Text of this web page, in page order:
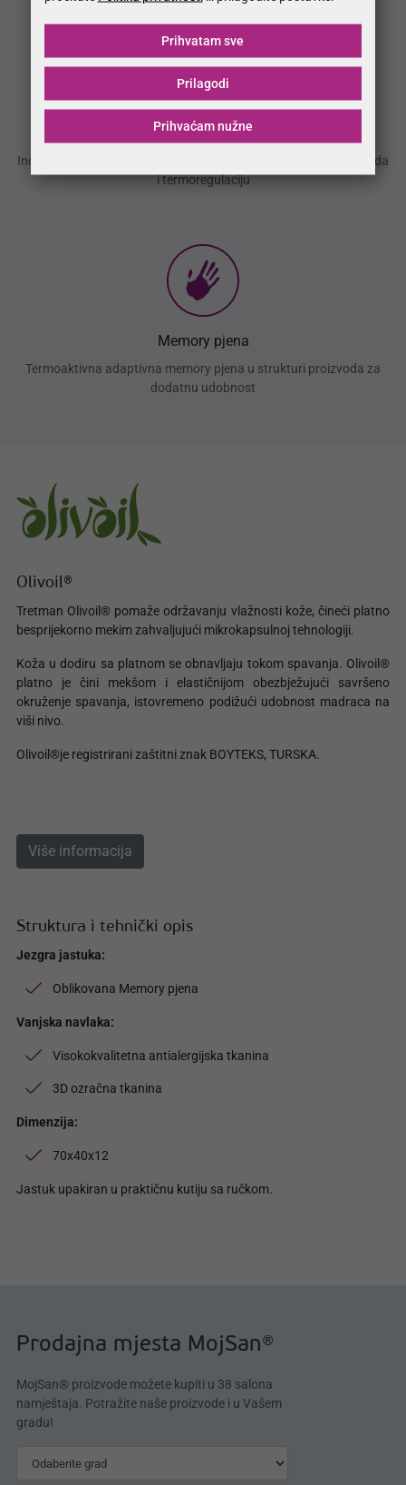
3D Air mesh
Inovativno platno za olakšavanje strujanja zraka unutar proizvoda
i termoregulaciju
Memory pjena
Termoaktivna adaptivna memory pjena u strukturi proizvoda za
dodatnu udobnost
Olivoil®
Tretman Olivoil® pomaže održavanju vlažnosti kože, čineći platno
besprijekorno mekim zahvaljujući mikrokapsulnoj tehnologiji.
Koža u dodiru sa platnom se obnavljaju tokom spavanja. Olivoil®
platno je čini mekšom i elastičnijom obezbježujući savršeno
okruženje spavanja, istovremeno podižući udobnost madraca na
viši nivo.
Olivoil®je registrirani zaštitni znak BOYTEKS, TURSKA.
Više informacija
Struktura i tehnički opis
Jezgra jastuka:
Oblikovana Memory pjena
Vanjska navlaka:
Visokokvalitetna antialergijska tkanina
3D ozračna tkanina
Dimenzija:
70x40x12
Jastuk upakiran u praktičnu kutiju sa ručkom.
Prodajna mjesta MojSan®
MojSan® proizvode možete kupiti u 38 salona
namještaja. Potražite naše proizvode i u Vašem
gradu!
Prihvaćam nužne
Prilagodi
Prihvatam sve